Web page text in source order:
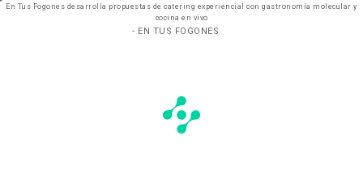
En Tus Fogones desarrolla propuestas de catering experiencial con gastronomía molecular y
cocina en vivo
- EN TUS FOGONES